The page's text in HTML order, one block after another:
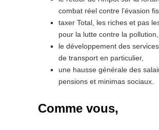
combat réel contre l’évasion
taxer Total, les riches et pas
pour la lutte contre la pollution,
le développement des
de transport en particulier,
une hausse générale des
pensions et minimas sociaux.
Comme vous,